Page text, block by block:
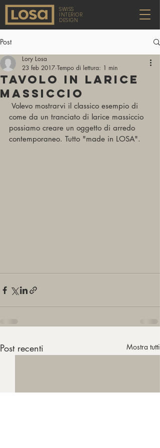
SWISS
INTERIOR
DESIGN
Post
Tavolo in larice
massiccio
Lory Losa
23 feb 2017 Tempo di lettura: 1 min
come da un tranciato di larice massiccio
possiamo creare un oggetto di arredo
contemporaneo. Tutto "made in LOSA".
Post recenti Mostra tutti